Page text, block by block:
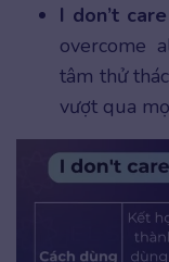
I don’t care
overcome
tâm thử
vượt qua